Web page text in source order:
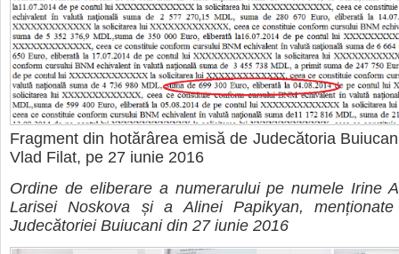
Fragment din hotărârea emisă de Judecătoria
Vlad Filat, pe 27 iunie 2016
Ordine de eliberare a numerarului pe numele Irine
Larisei Noskova și a Alinei Papikyan,
Judecătoriei Buiucani din 27 iunie 2016